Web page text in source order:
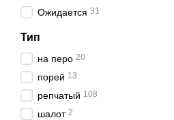
Ожидается 31
Тип
на перо 20
порей 13
репчатый 108
шалот 2